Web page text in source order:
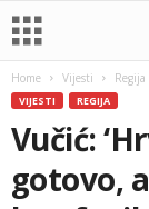
Home Vijesti Regija
VIJESTI REGIJA
Vučić:
gotovo,